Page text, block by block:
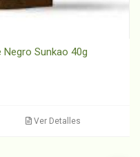
Sunkao 40g
Ver Detalles